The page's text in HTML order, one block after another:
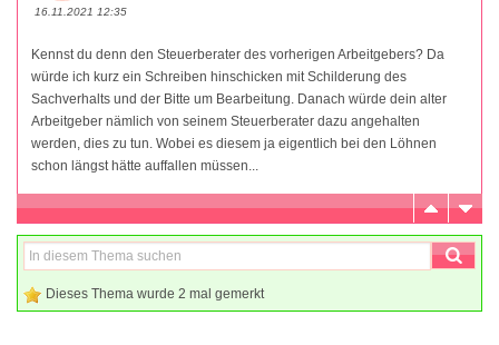
16.11.2021 12:35
Kennst du denn den Steuerberater des vorherigen Arbeitgebers? Da
würde ich kurz ein Schreiben hinschicken mit Schilderung des
Sachverhalts und der Bitte um Bearbeitung. Danach würde dein alter
Arbeitgeber nämlich von seinem Steuerberater dazu angehalten
werden, dies zu tun. Wobei es diesem ja eigentlich bei den Löhnen
schon längst hätte auffallen müssen...
Dieses Thema wurde 2 mal gemerkt